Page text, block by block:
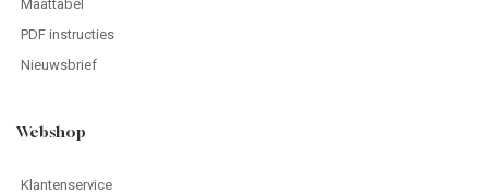
Maattabel
PDF instructies
Nieuwsbrief
Webshop
Klantenservice